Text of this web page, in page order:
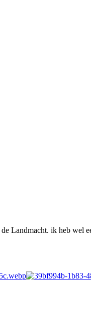
Landmacht. ik heb wel